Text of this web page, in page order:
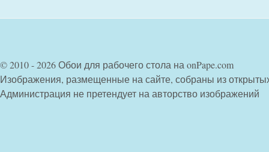
© 2010 - 2026 Обои для рабочего стола на onPape.com
Изображения, размещенные на сайте, собраны из
Администрация не претендует на авторство изображений